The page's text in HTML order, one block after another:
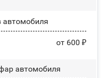
автомобиля
от 600 ₽
автомобиля